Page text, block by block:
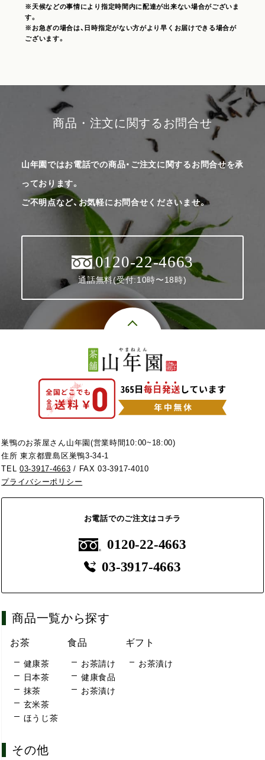
※天候などの事情により指定時間内に配達が出来ない場合がございま
す。
※お急ぎの場合は、日時指定がない方がより早くお届けできる場合が
ございます。
商品・注文に関するお問合せ
山年園ではお電話での商品・ご注文に関するお問合せを承
っております。
ご不明点など、お気軽にお問合せくださいませ。
0120-22-4663
通話無料(受付:10時〜18時)
巣鴨のお茶屋さん山年園(営業時間10:00~18:00)
住所 東京都豊島区巣鴨3-34-1
TEL03-3917-4663 / FAX 03-3917-4010
プライバシーポリシー
お電話でのご注文はコチラ
0120-22-4663
03-3917-4663
商品一覧から探す
お茶
健康茶
日本茶
抹茶
玄米茶
ほうじ茶
食品
お茶請け
健康食品
お茶漬け
ギフト
お茶漬け
その他